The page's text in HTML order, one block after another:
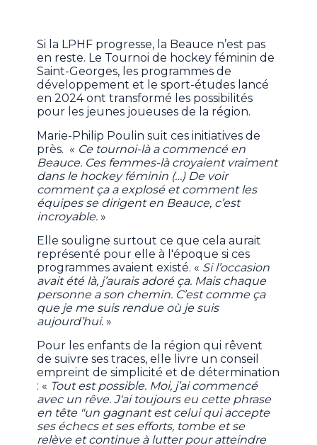
Si la LPHF progresse, la Beauce n’est pas
en reste. Le Tournoi de hockey féminin de
Saint-Georges, les programmes de
développement et le sport-études lancé
en 2024 ont transformé les possibilités
pour les jeunes joueuses de la région.
Marie-Philip Poulin suit ces initiatives de
près. « Ce tournoi-là a commencé en
Beauce. Ces femmes-là croyaient vraiment
dans le hockey féminin (…) De voir
comment ça a explosé et comment les
équipes se dirigent en Beauce, c’est
incroyable. »
Elle souligne surtout ce que cela aurait
représenté pour elle à l'époque si ces
programmes avaient existé. « Si l’occasion
avait été là, j’aurais adoré ça. Mais chaque
personne a son chemin. C’est comme ça
que je me suis rendue où je suis
aujourd’hui.»
Pour les enfants de la région qui rêvent
de suivre ses traces, elle livre un conseil
empreint de simplicité et de détermination
: « Tout est possible. Moi, j’ai commencé
avec un rêve. J'ai toujours eu cette phrase
en tête "un gagnant est celui qui accepte
ses échecs et ses efforts, tombe et se
relève et continue à lutter pour atteindre